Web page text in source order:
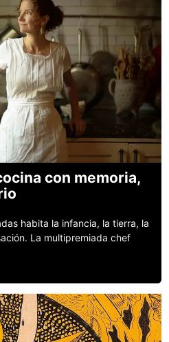
con memoria,
habita la infancia, la tierra, la
La multipremiada chef